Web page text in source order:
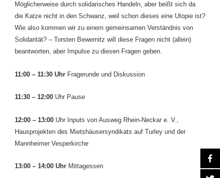
Möglicherweise durch solidarisches Handeln, aber beißt sich da
die Katze nicht in den Schwanz, weil schon dieses eine Utopie ist?
Wie also kommen wir zu einem gemeinsamen Verständnis von
Solidarität? – Torsten Bewernitz will diese Fragen nicht (allein)
beantworten, aber Impulse zu diesen Fragen geben.
11:00 – 11:30 Uhr Fragerunde und Diskussion
11:30 ­– 12:00 Uhr Pause
12:00 – 13:00 Uhr Inputs von Ausweg Rhein-Neckar e. V.,
Hausprojekten des Mietshäusersyndikats auf Turley und der
Mannheimer Vesperkirche
13:00 – 14:00 Uhr Mittagessen